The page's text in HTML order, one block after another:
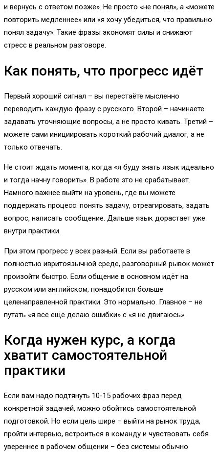
и вернусь с ответом позже». Не просто «не понял», а «можете
повторить медленнее» или «я хочу убедиться, что правильно
понял задачу». Такие фразы экономят силы и снижают
стресс в реальном разговоре.
Как понять, что прогресс идёт
Первый хороший сигнал – вы перестаёте мысленно
переводить каждую фразу с русского. Второй – начинаете
задавать уточняющие вопросы, а не просто кивать. Третий –
можете сами инициировать короткий рабочий диалог, а не
только отвечать.
Не стоит ждать момента, когда «я буду знать язык идеально
и тогда начну говорить». В работе это не срабатывает.
Намного важнее выйти на уровень, где вы можете
поддержать процесс: понять задачу, отреагировать, задать
вопрос, написать сообщение. Дальше язык дорастает уже
внутри практики.
При этом прогресс у всех разный. Если вы работаете в
полностью ивритоязычной среде, разговорный рывок может
произойти быстро. Если общение в основном идёт на
русском или английском, понадобится больше
целенаправленной практики. Это нормально. Главное – не
путать «я всё ещё делаю ошибки» с «я не двигаюсь».
Когда нужен курс, а когда
хватит самостоятельной
практики
Если вам надо подтянуть 10-15 рабочих фраз перед
конкретной задачей, можно обойтись самостоятельной
подготовкой. Но если цель шире – выйти на рынок труда,
пройти интервью, встроиться в команду и чувствовать себя
увереннее в рабочем общении – без системы обычно